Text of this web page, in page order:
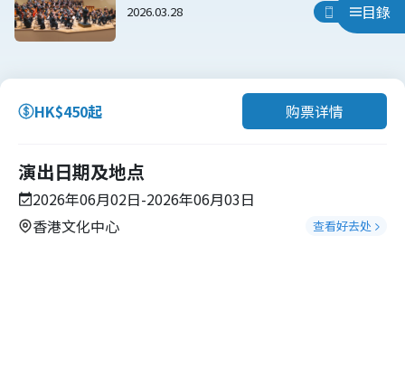
目錄
2026.03.28 用App睇
HK$450起 购票详情
演出日期及地点
2026年06月02日-2026年06月03日
香港文化中心
查看好去处